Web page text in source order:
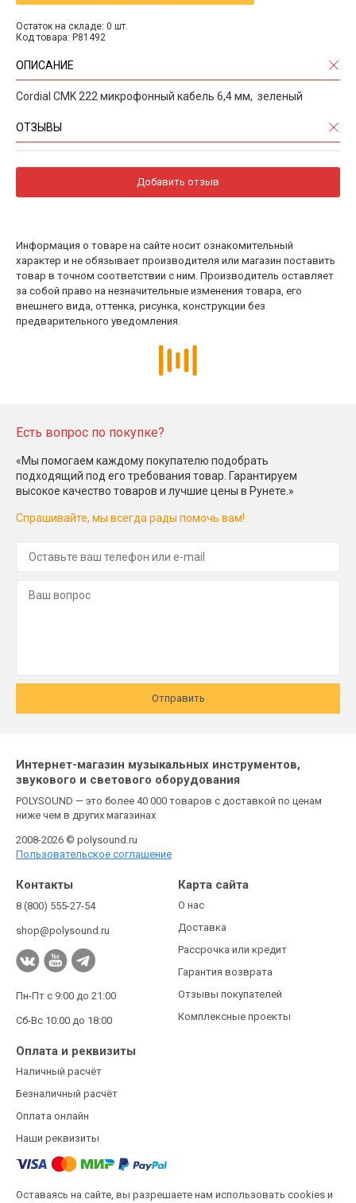
Остаток на складе: 0 шт.
Код товара: P81492
ОПИСАНИЕ
Cordial CMK 222 микрофонный кабель 6,4 мм, зеленый
ОТЗЫВЫ
Добавить отзыв
Информация о товаре на сайте носит ознакомительный
характер и не обязывает производителя или магазин поставить
товар в точном соответствии с ним. Производитель оставляет
за собой право на незначительные изменения товара, его
внешнего вида, оттенка, рисунка, конструкции без
предварительного уведомления.
Есть вопрос по покупке?
«Мы помогаем каждому покупателю подобрать
подходящий под его требования товар. Гарантируем
высокое качество товаров и лучшие цены в Рунете.»
Спрашивайте, мы всегда рады помочь вам!
Отправить
Интернет-магазин музыкальных инструментов,
звукового и светового оборудования
POLYSOUND — это более 40 000 товаров с доставкой по ценам
ниже чем в других магазинах
2008-2026 © polysound.ru
Пользовательское соглашение
Контакты
8 (800) 555-27-54
shop@polysound.ru
Пн-Пт с 9:00 до 21:00
Сб-Вс 10:00 до 18:00
Карта сайта
О нас
Доставка
Рассрочка или кредит
Гарантия возврата
Отзывы покупателей
Комплексные проекты
Оплата и реквизиты
Наличный расчёт
Безналичный расчёт
Оплата онлайн
Наши реквизиты
Оставаясь на сайте, вы разрешаете нам использовать cookies и